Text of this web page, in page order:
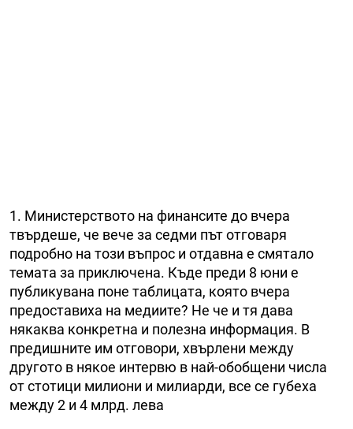
1. Министерството на финансите до вчера
твърдеше, че вече за седми път отговаря
подробно на този въпрос и отдавна е смятало
темата за приключена. Къде преди 8 юни е
публикувана поне таблицата, която вчера
предоставиха на медиите? Не че и тя дава
някаква конкретна и полезна информация. В
предишните им отговори, хвърлени между
другото в някое интервю в най-обобщени числа
от стотици милиони и милиарди, все се губеха
между 2 и 4 млрд. лева